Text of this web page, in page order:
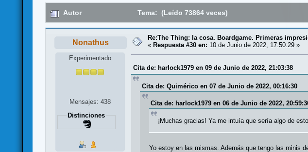
Autor Tema: (Leído 73864 veces)
Nonathus
Experimentado
Mensajes: 438
Distinciones
Re:The Thing: la cosa. Boardgame. Primeras
« Respuesta #30 en: 10 de Junio de 2022, 17:50:29 »
Cita de: harlock1979 en 09 de Junio de 2022, 21:03:38
Cita de: Quimérico en 07 de Junio de 2022, 00:16:30
Cita de: harlock1979 en 06 de Junio de 2022,
¡Muchas gracias! Ya me intuía que sería algo de
Yo estoy en las mismas. Además que tengo las minis